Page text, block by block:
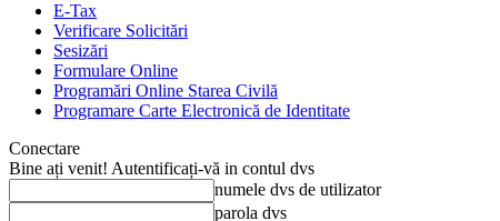
E-Tax
Verificare Solicitări
Sesizări
Formulare Online
Programări Online Starea Civilă
Programare Carte Electronică de Identitate
Conectare
Bine ați venit! Autentificați-vă in contul dvs
numele dvs de utilizator
parola dvs